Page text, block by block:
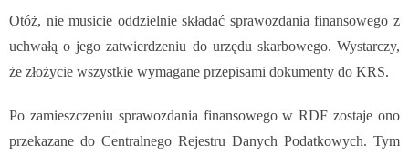
Otóż, nie musicie oddzielnie składać sprawozdania finansowego z
uchwałą o jego zatwierdzeniu do urzędu skarbowego. Wystarczy,
że złożycie wszystkie wymagane przepisami dokumenty do KRS.
Po zamieszczeniu sprawozdania finansowego w RDF zostaje ono
przekazane do Centralnego Rejestru Danych Podatkowych. Tym